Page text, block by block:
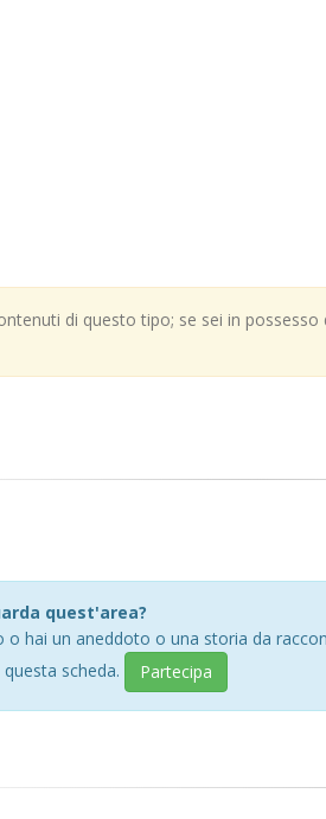
di questo tipo; se sei in possesso
quest'area?
o hai un aneddoto o una storia da
scheda.
Partecipa